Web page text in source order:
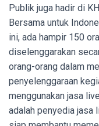
Publik juga hadir di
Bersama untuk
ini, ada hampir 150
diselenggarakan
orang-orang dalam
penyelenggaraan
menggunakan jasa
adalah penyedia jasa